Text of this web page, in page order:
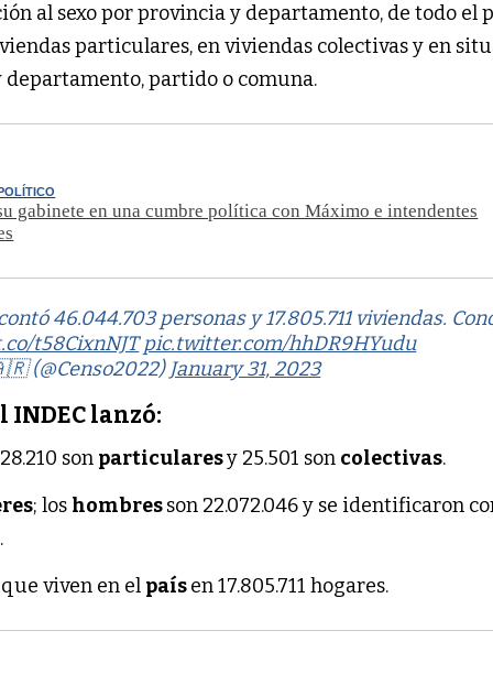
al sexo por provincia y departamento, de todo el
particulares, en viviendas colectivas y en
departamento, partido o comuna.
gabinete en una cumbre política con Máximo e intendentes
46.044.703 personas y 17.805.711 viviendas.
t58CixnNJT pic.twitter.com/hhDR9HYudu
(@Censo2022) January 31, 2023
INDEC lanzó:
son particularesy 25.501 son colectivas.
; los hombresson 22.072.046 y se identificaron
que viven en el paísen 17.805.711 hogares.